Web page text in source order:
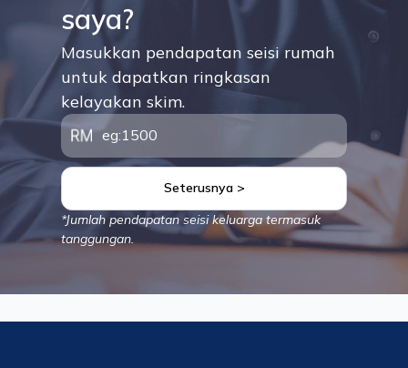
saya?
Masukkan pendapatan seisi rumah
untuk dapatkan ringkasan
kelayakan skim.
Seterusnya >
*Jumlah pendapatan seisi keluarga termasuk
tanggungan.